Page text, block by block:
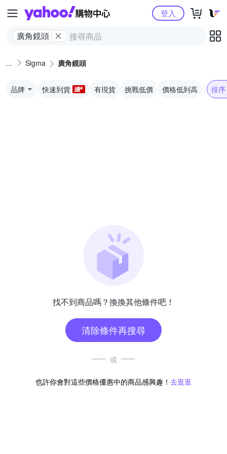
Yahoo購物中心
廣角鏡頭
登入
Sigma 廣角鏡頭
品牌 快速到貨 有現貨 挑戰低價 價格低到高 排序
找不到商品嗎？換換其他條件吧！
清除條件再搜尋
或
也許你會對這些價格優惠中的商品感興趣！ 去逛逛